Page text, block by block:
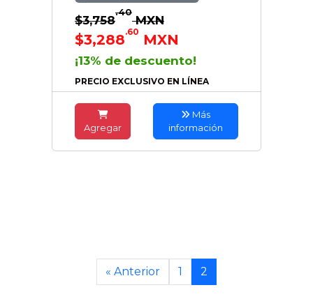
$3,758
.40
MXN
$3,288.60 MXN
¡13% de descuento!
PRECIO EXCLUSIVO EN LÍNEA
Agregar
Más
información
« Anterior 1 2